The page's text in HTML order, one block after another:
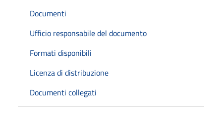
Documenti
Ufficio responsabile del documento
Formati disponibili
Licenza di distribuzione
Documenti collegati